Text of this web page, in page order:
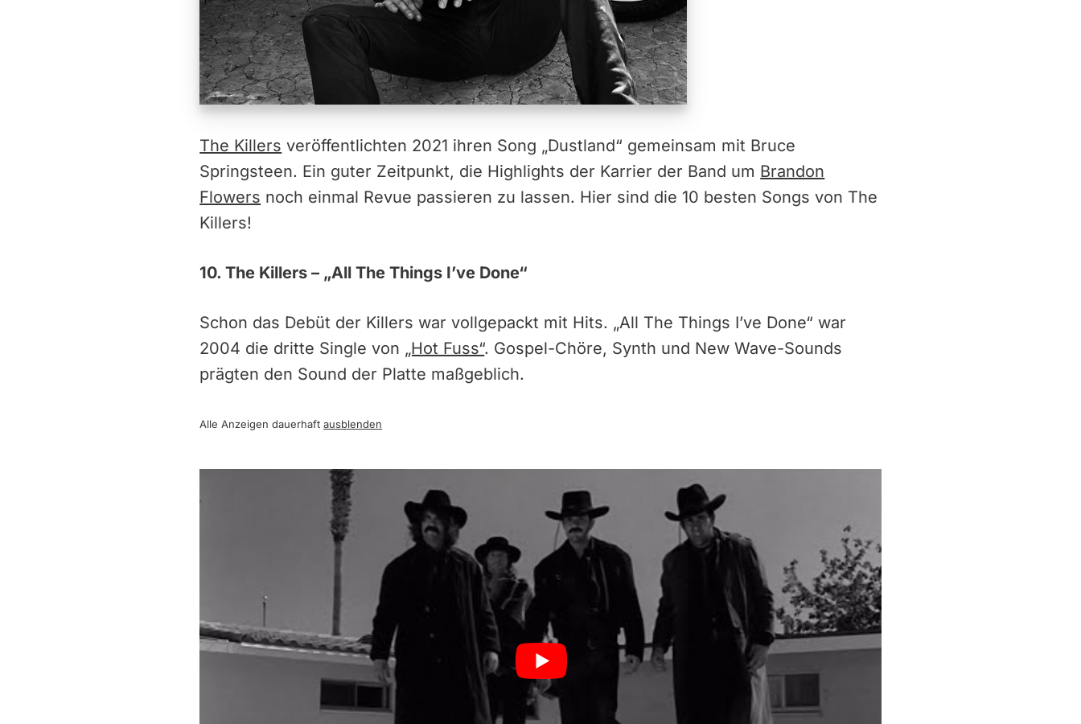
The Killers veröffentlichten 2021 ihren Song „Dustland“ gemeinsam mit Bruce
Springsteen. Ein guter Zeitpunkt, die Highlights der Karrier der Band um Brandon
Flowers noch einmal Revue passieren zu lassen. Hier sind die 10 besten Songs von The
Killers!
10. The Killers – „All The Things I’ve Done“
Schon das Debüt der Killers war vollgepackt mit Hits. „All The Things I’ve Done“ war
2004 die dritte Single von „Hot Fuss“. Gospel-Chöre, Synth und New Wave-Sounds
prägten den Sound der Platte maßgeblich.
Alle Anzeigen dauerhaftausblenden